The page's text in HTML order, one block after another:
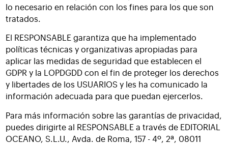
lo necesario en relación con los fines para los que son
tratados.
El RESPONSABLE garantiza que ha implementado
políticas técnicas y organizativas apropiadas para
aplicar las medidas de seguridad que establecen el
GDPR y la LOPDGDD con el fin de proteger los derechos
y libertades de los USUARIOS y les ha comunicado la
información adecuada para que puedan ejercerlos.
Para más información sobre las garantías de privacidad,
puedes dirigirte al RESPONSABLE a través de EDITORIAL
OCEANO, S.L.U., Avda. de Roma, 157 - 4º, 2ª, 08011